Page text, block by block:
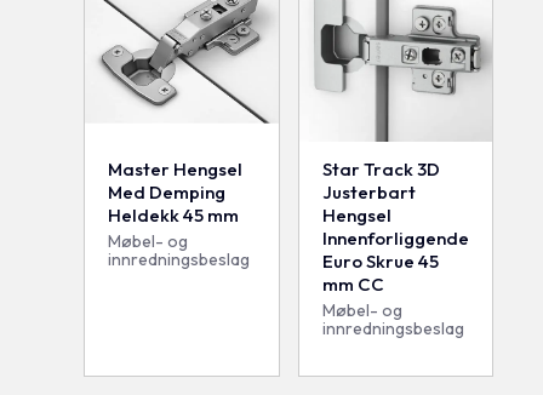
Master Hengsel
Med Demping
Heldekk 45 mm
Møbel- og
innredningsbeslag
Star Track 3D
Justerbart
Hengsel
Innenforliggende
Euro Skrue 45
mm CC
Møbel- og
innredningsbeslag